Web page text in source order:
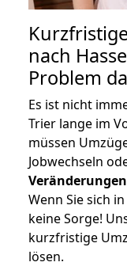
nach
Problem
Es ist nicht
Trier lange im
müssen
Jobwechseln
Wenn Sie sich
keine Sorge!
kurzfristige
lösen.